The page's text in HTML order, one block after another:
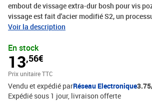
embout de vissage extra-dur bosh pour vis
vissage est fait d'acier modifié S2, un
thermique optimisé confère à l'embout une
torsion conique de l'embout absorbe la force
vissage, ce qui améliore l'absorption des pics
l'embout est doté d'une queue hexagonale 1/
universel avec les visseuses et perceuses-
visseuses.Caractéristiques techniques : Type
modifié S2.Zone de torsion conique pour
Voir la description
En stock
13,56€
Prix unitaire TTC
Vendu et expédié parRéseau Electronique
Expédié sous 1 jour livraison offerte